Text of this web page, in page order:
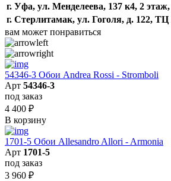
г. Уфа, ул. Менделеева, 137 к4, ​2
г. Стерлитамак, ул. Гоголя, д. 122,
вам может понравиться
54346-3 Обои Andrea Rossi - Stromboli
Арт 54346-3
под заказ
4 400 ₽
В корзину
1701-5 Обои Allesandro Allori - Armonia
Арт 1701-5
под заказ
3 960 ₽